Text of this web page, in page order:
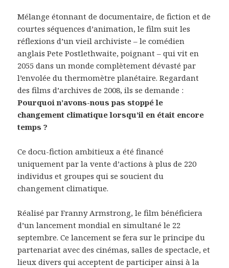
Mélange étonnant de documentaire, de fiction et de
courtes séquences d’animation, le film suit les
réflexions d’un vieil archiviste – le comédien
anglais Pete Postlethwaite, poignant – qui vit en
2055 dans un monde complètement dévasté par
l’envolée du thermomètre planétaire. Regardant
des films d’archives de 2008, ils se demande :
Pourquoi n’avons-nous pas stoppé le
changement climatique lorsqu’il en était encore
temps ?
Ce docu-fiction ambitieux a été financé
uniquement par la vente d’actions à plus de 220
individus et groupes qui se soucient du
changement climatique.
Réalisé par Franny Armstrong, le film bénéficiera
d’un lancement mondial en simultané le 22
septembre. Ce lancement se fera sur le principe du
partenariat avec des cinémas, salles de spectacle, et
lieux divers qui acceptent de participer ainsi à la